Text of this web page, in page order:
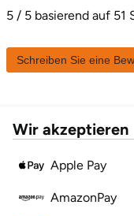
5 / 5 basierend auf 51
Schreiben Sie eine
Wir akzeptieren
Apple Pay
AmazonPay
Jena
Jerichower Land
Karlsruhe
Kassel